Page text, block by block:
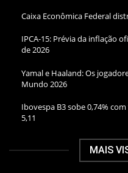
Caixa Econômica Federal
IPCA-15: Prévia da inflação
de 2026
Yamal e Haaland: Os
Mundo 2026
Ibovespa B3 sobe 0,74%
5,11
MAIS